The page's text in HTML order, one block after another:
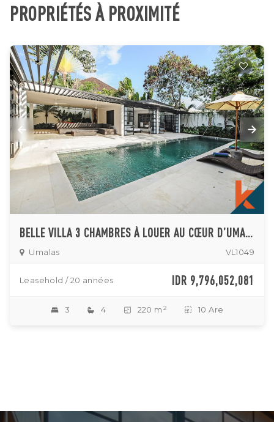
PROPRIÉTÉS À PROXIMITÉ
BELLE VILLA 3 CHAMBRES À LOUER AU CŒUR D’UMALAS
Umalas VL1049
Leasehold / 20 années IDR 9,796,052,081
3 4 220 m 2 10 Are